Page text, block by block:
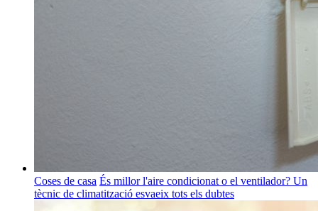
Coses de casa És millor l'aire condicionat o el ventilador? Un
tècnic de climatització esvaeix tots els dubtes